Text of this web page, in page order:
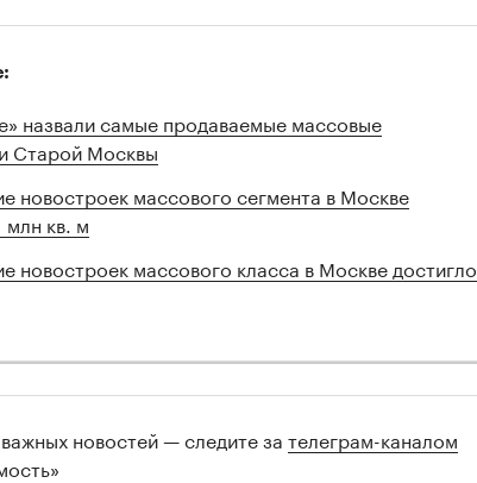
назвали самые продаваемые массовые
Старой Москвы
новостроек массового сегмента в Москве
млн кв. м
новостроек массового класса в Москве достигло
важных новостей — следите за телеграм-каналом